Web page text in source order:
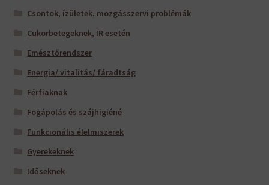
Csontok, ízületek, mozgásszervi problémák
Cukorbetegeknek, IR esetén
Emésztőrendszer
Energia/ vitalitás/ fáradtság
Férfiaknak
Fogápolás és szájhigiéné
Funkcionális élelmiszerek
Gyerekeknek
Időseknek